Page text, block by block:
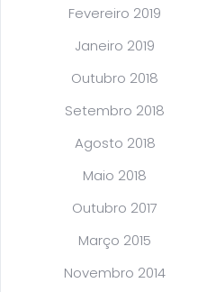
Fevereiro 2019
Janeiro 2019
Outubro 2018
Setembro 2018
Agosto 2018
Maio 2018
Outubro 2017
Março 2015
Novembro 2014